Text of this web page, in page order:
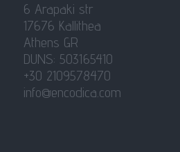
6 Arapaki str
17676 Kallithea
Athens GR
DUNS: 503165410
+30 2109578470
info@encodica.com